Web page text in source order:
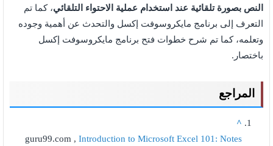
النص بصورة تلقائية عند استخدام عملية الاحتواء التلقائي، كما تم
التعرف إلى برنامج مايكروسوفت إكسل والتحدث عن أهمية وجوده
وتعلمه، كما تم شرح خطوات فتح برنامج مايكروسوفت إكسل
باختصار.
المراجع
^
guru99.com , Introduction to Microsoft Excel 101: Notes